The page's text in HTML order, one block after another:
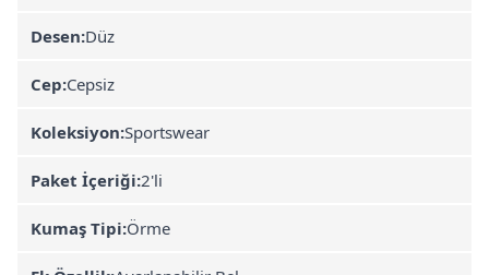
Desen:Düz
Cep:Cepsiz
Koleksiyon:Sportswear
Paket İçeriği:2'li
Kumaş Tipi:Örme